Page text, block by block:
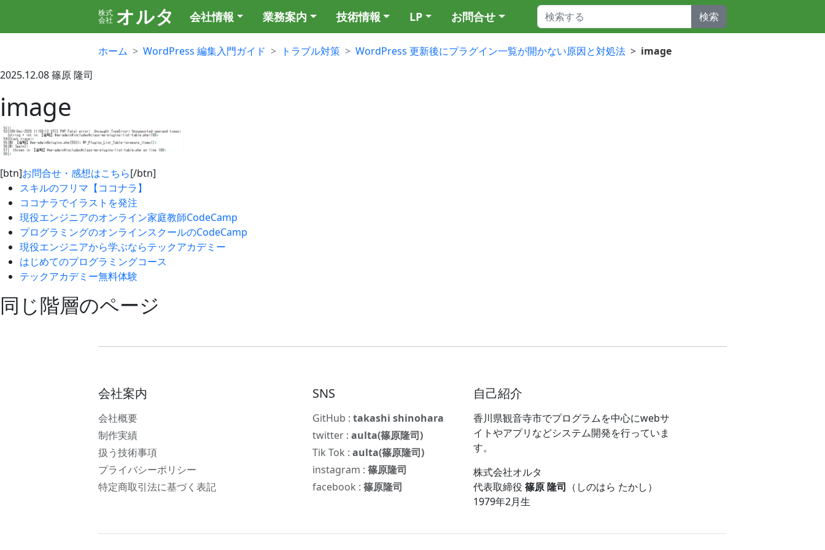
株式
会社 オルタ 会社情報 業務案内 技術情報 LP お問合せ 検索
ホーム WordPress 編集入門ガイド トラブル対策 WordPress 更新後にプラグイン一覧が開かない原因と対処法
image
2025.12.08篠原 隆司
image
[btn]お問合せ・感想はこちら[/btn]
スキルのフリマ【ココナラ】
ココナラでイラストを発注
現役エンジニアのオンライン家庭教師CodeCamp
プログラミングのオンラインスクールのCodeCamp
現役エンジニアから学ぶならテックアカデミー
はじめてのプログラミングコース
テックアカデミー無料体験
同じ階層のページ
会社案内
会社概要
制作実績
扱う技術事項
プライバシーポリシー
特定商取引法に基づく表記
SNS
GitHub :takashi shinohara
twitter :aulta(篠原隆司)
Tik Tok :aulta(篠原隆司)
instagram :篠原隆司
facebook :篠原隆司
自己紹介
香川県観音寺市でプログラムを中心にwebサ
イトやアプリなどシステム開発を行っていま
す。
株式会社オルタ
代表取締役篠原 隆司 （しのはら たかし）
1979年2月生